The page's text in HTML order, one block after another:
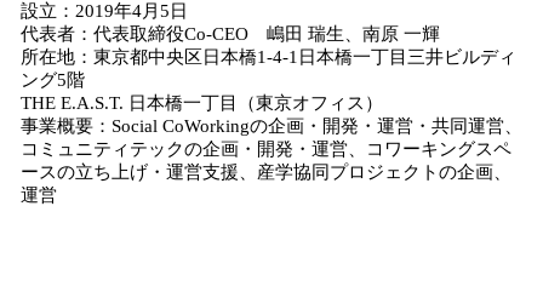
設立：2019年4月5日
代表者：代表取締役Co-CEO 嶋田 瑞生、南原 一輝
所在地：東京都中央区日本橋1-4-1日本橋一丁目三井ビルディ
ング5階
THE E.A.S.T. 日本橋一丁目（東京オフィス）
事業概要：Social CoWorkingの企画・開発・運営・共同運営、
コミュニティテックの企画・開発・運営、コワーキングスペ
ースの立ち上げ・運営支援、産学協同プロジェクトの企画、
運営